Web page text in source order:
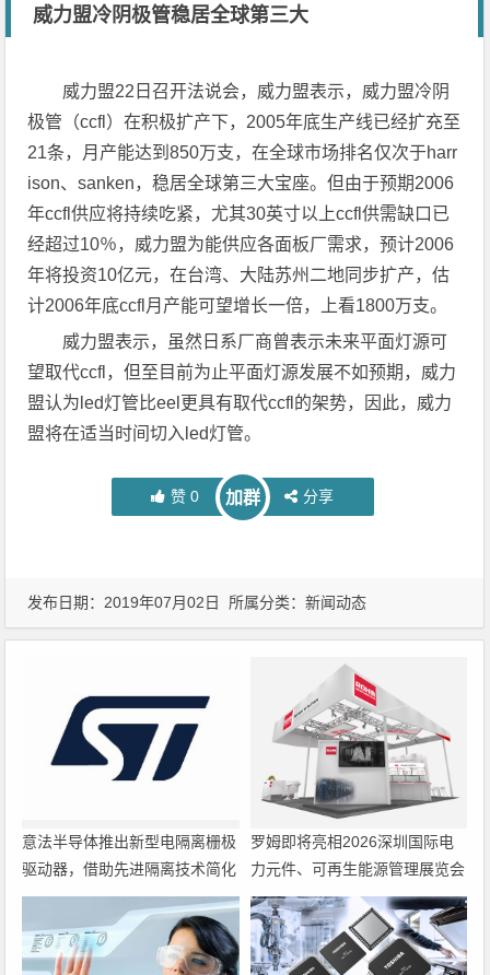
威力盟冷阴极管稳居全球第三大
威力盟22日召开法说会，威力盟表示，威力盟冷阴
极管（ccfl）在积极扩产下，2005年底生产线已经扩充至
21条，月产能达到850万支，在全球市场排名仅次于harr
ison、sanken，稳居全球第三大宝座。但由于预期2006
年ccfl供应将持续吃紧，尤其30英寸以上ccfl供需缺口已
经超过10％，威力盟为能供应各面板厂需求，预计2006
年将投资10亿元，在台湾、大陆苏州二地同步扩产，估
计2006年底ccfl月产能可望增长一倍，上看1800万支。
威力盟表示，虽然日系厂商曾表示未来平面灯源可
望取代ccfl，但至目前为止平面灯源发展不如预期，威力
盟认为led灯管比eel更具有取代ccfl的架势，因此，威力
盟将在适当时间切入led灯管。
赞 0 加群 分享
发布日期：2019年07月02日 所属分类：新闻动态
意法半导体推出新型电隔离栅极
驱动器，借助先进隔离技术简化
电源设计
罗姆即将亮相2026深圳国际电
力元件、可再生能源管理展览会
暨研讨会